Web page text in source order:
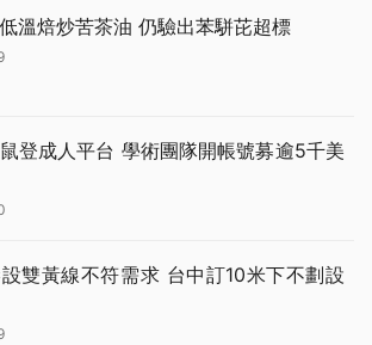
溫焙炒苦茶油 仍驗出苯駢芘超標
登成人平台 學術團隊開帳號募逾5千美
雙黃線不符需求 台中訂10米下不劃設